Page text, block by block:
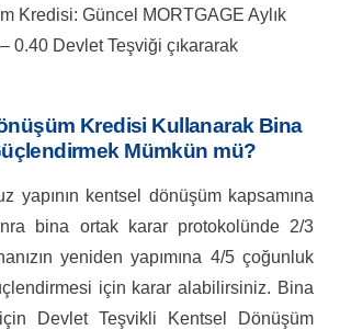
Kredisi: Güncel MORTGAGE Aylık
0.40 Devlet Teşviği çıkararak
Kredisi Kullanarak Bina
Mümkün mü?
yapının kentsel dönüşüm kapsamına
bina ortak karar protokolünde 2/3
yeniden yapımına 4/5 çoğunluk
için karar alabilirsiniz. Bina
Devlet Teşvikli Kentsel Dönüşüm